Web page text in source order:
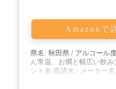
Amazonで
県名: 秋田県 / アルコール
ん常温、お燗と幅広い飲み
ント名:高清水 / メーカー